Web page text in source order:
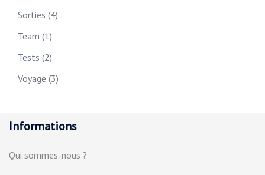
Sorties (4)
Team (1)
Tests (2)
Voyage (3)
Informations
Qui sommes-nous ?